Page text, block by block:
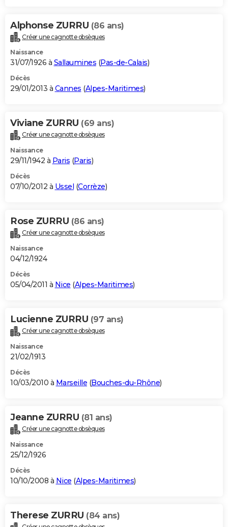
Alphonse ZURRU (86 ans)
Créer une cagnotte obsèques
Naissance
31/07/1926 à Sallaumines (Pas-de-Calais)
Décès
29/01/2013 à Cannes (Alpes-Maritimes)
Viviane ZURRU (69 ans)
Créer une cagnotte obsèques
Naissance
29/11/1942 à Paris (Paris)
Décès
07/10/2012 à Ussel (Corrèze)
Rose ZURRU (86 ans)
Créer une cagnotte obsèques
Naissance
04/12/1924
Décès
05/04/2011 à Nice (Alpes-Maritimes)
Lucienne ZURRU (97 ans)
Créer une cagnotte obsèques
Naissance
21/02/1913
Décès
10/03/2010 à Marseille (Bouches-du-Rhône)
Jeanne ZURRU (81 ans)
Créer une cagnotte obsèques
Naissance
25/12/1926
Décès
10/10/2008 à Nice (Alpes-Maritimes)
Therese ZURRU (84 ans)